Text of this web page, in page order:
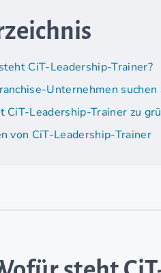
CiT-Leadership-Trainer?
Unternehmen
CiT-Leadership-Trainer zu
von CiT-Leadership-Trainer